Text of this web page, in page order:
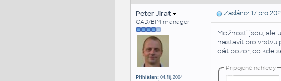
Peter Jirat
CAD/BIM manager
Přihlášen:04.říj.2004
Zasláno:
Možnosti jsou, ale
nastavit pro vrstvu
dát pozor, co kde
Připojené náhledy